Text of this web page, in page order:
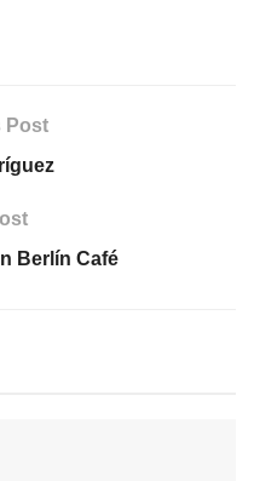
Post
Berlín Café